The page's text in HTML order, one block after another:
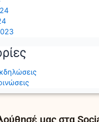
μας στα